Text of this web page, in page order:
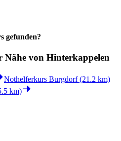
gefunden?
Nähe von Hinterkappelen
Nothelferkurs Burgdorf (21.2 km)
km)